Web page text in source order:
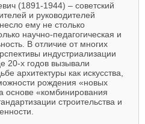
(1891-1944) – советский
и руководителей
ему не столько
научно-педагогическая и
В отличие от многих
индустриализации
20-х годов вызывали
архитектуры как искусства,
рождения «новых
«комбинирования
строительства и